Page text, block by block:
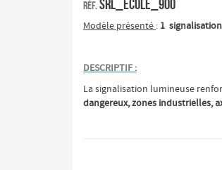
Réf.SRL_ECOLE_900
Modèle présenté : 1
DESCRIPTIF :
La signalisation lumineuse
dangereux, zones industrielles,